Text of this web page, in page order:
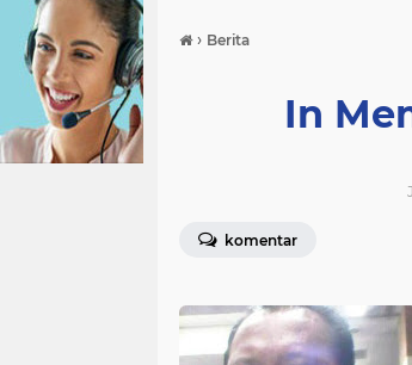
› Berita
In
komentar